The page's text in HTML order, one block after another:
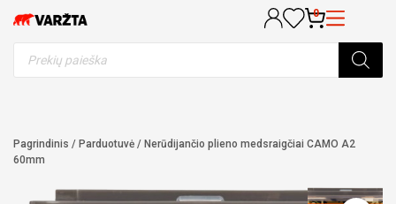
0
Products
search
Pagrindinis / Parduotuvė / Nerūdijančio plieno medsraigčiai CAMO A2
60mm